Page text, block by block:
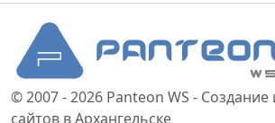
© 2007 - 2026 Panteon WS -
сайтов в Архангельске